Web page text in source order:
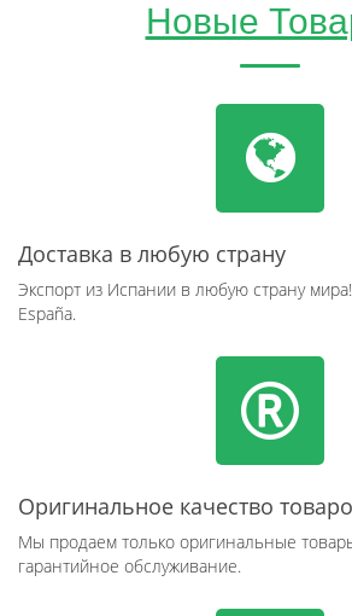
Новые
Доставка в любую страну
Экспорт из Испании в любую страну
España.
Оригинальное качество
Мы продаем только оригинальные
гарантийное обслуживание.